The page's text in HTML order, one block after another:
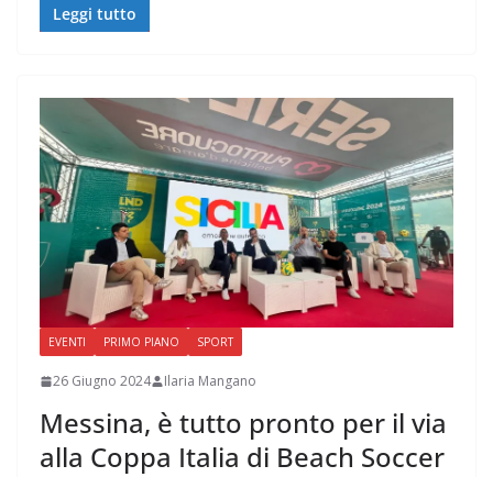
Leggi tutto
EVENTI PRIMO PIANO SPORT
26 Giugno 2024 Ilaria Mangano
Messina, è tutto pronto per il via
alla Coppa Italia di Beach Soccer